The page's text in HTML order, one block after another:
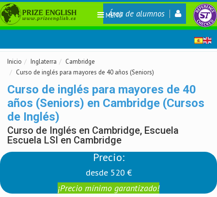
Área de alumnos
MENÚ
Inicio Inglaterra
Cambridge
Curso de inglés para mayores de 40 años (Seniors)
Curso de inglés para mayores de 40
años (Seniors) en Cambridge (Cursos
de Inglés)
Curso de Inglés en Cambridge, Escuela
Escuela LSI en Cambridge
Precio:
desde 520 €
¡Precio mínimo garantizado!